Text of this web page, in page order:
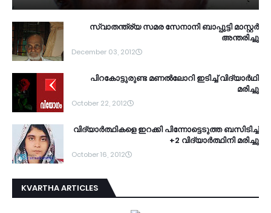
സ്വാതന്ത്ര്യ സമര സേനാനി ബാപ്പുട്ടി മാസ്റ്റര്‍
അന്തരിച്ചു
December 03, 2012
പിറകോട്ടുരുണ്ട മണല്‍ലോറി ഇടിച്ച് വിദ്യാര്‍ഥി
മരിച്ചു
October 22, 2012
വി­ദ്യാര്‍­ത്ഥിക­ളെ ഇറ­ക്കി പി­ന്നോ­ട്ടെ­ടുത്ത ബ­സി­ടി­ച്ച്
+2 വി­ദ്യാര്‍­ത്ഥിനി മ­രി­ച്ചു
October 16, 2012
KVARTHA ARTICLES